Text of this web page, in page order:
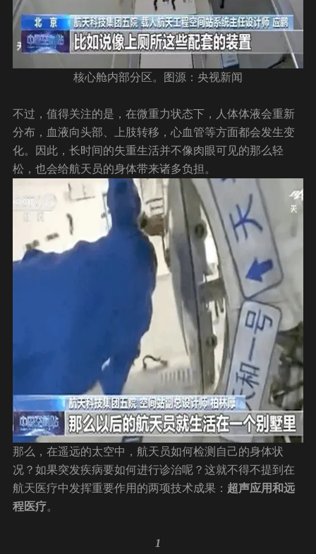
核心舱内部分区。图源：央视新闻
不过，值得关注的是，在微重力状态下，人体体液会重新
分布，血液向头部、上肢转移，心血管等方面都会发生变
化。因此，长时间的失重生活并不像肉眼可见的那么轻
松，也会给航天员的身体带来诸多负担。
那么，在遥远的太空中，航天员如何检测自己的身体状
况？如果突发疾病要如何进行诊治呢？这就不得不提到在
航天医疗中发挥重要作用的两项技术成果： 超声应用和远
程医疗。
1